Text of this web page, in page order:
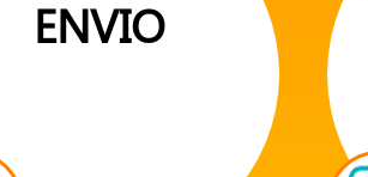
ENVIO